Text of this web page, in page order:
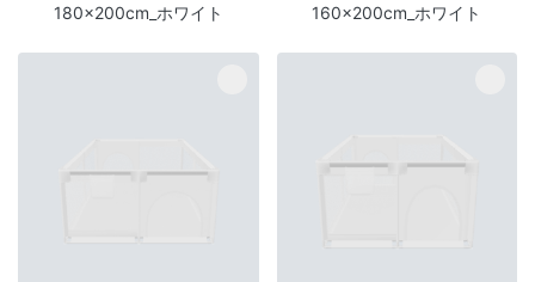
180×200cm_ホワイト 160×200cm_ホワイト